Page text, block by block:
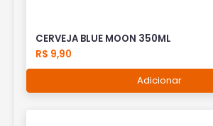
CERVEJA BLUE MOON 350ML
R$ 9,90
Adicionar